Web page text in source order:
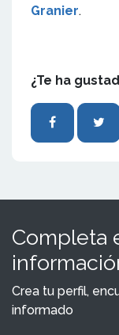
Granier.
¿Te ha
Completa
Crea tu perfil,
informado